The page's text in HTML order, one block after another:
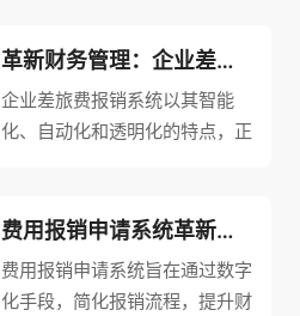
革新财务管理：企业差旅费报销系统引领高效报销新时代
企业差旅费报销系统以其智能
化、自动化和透明化的特点，正
费用报销申请系统革新：数字化驱动，提升财务管理效率
费用报销申请系统旨在通过数字
化手段，简化报销流程，提升财